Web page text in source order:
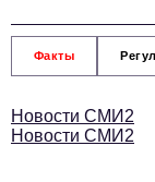
Факты
Новости СМИ2
Новости СМИ2